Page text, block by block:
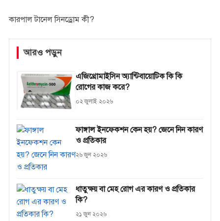
কারপাল টানেল সিনড্রোম কী?
আরও পড়ুন
এজিথ্রোমাইসিন অ্যান্টিবায়োটিক কি কি
রোগের কাজ করে?
০২ জুলাই ২০২৬
ফাঙ্গাল ইনফেকশন কেন হয়? জেনে নিন কারণ
ও প্রতিকার
২৬ জুন ২০২৬
ধাতুক্ষয় বা মেহ রোগ এর কারণ ও প্রতিকার
কি?
২১ জুন ২০২৬